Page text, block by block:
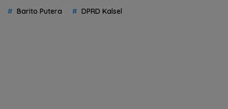
Barito Putera DPRD Kalsel